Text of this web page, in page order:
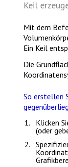
Keil
Mit dem
Ein Keil
Die
So erstellen
Klicken
(oder